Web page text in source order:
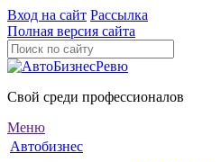
Вход на сайт Рассылка
Полная версия сайта
Свой среди профессионалов
Меню
Автобизнес